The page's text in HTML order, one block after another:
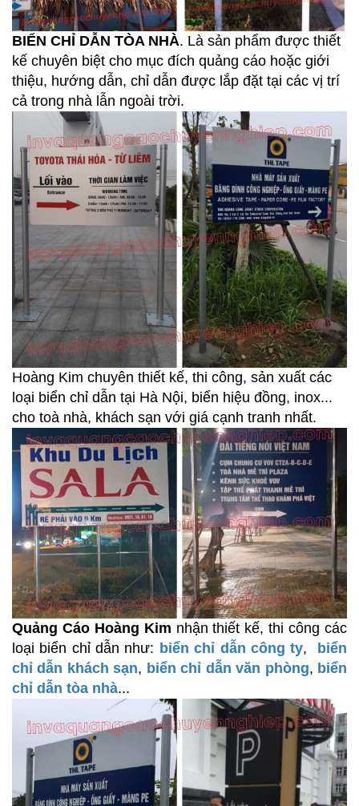
BIỂN CHỈ DẪN TÒA NHÀ. Là sản phẩm được thiết
kế chuyên biệt cho mục đích quảng cáo hoặc giới
thiệu, hướng dẫn, chỉ dẫn được lắp đặt tại các vị trí
cả trong nhà lẫn ngoài trời.
Hoàng Kim chuyên thiết kế, thi công, sản xuất các
loại biển chỉ dẫn tại Hà Nội, biển hiệu đồng, inox...
cho toà nhà, khách sạn với giá cạnh tranh nhất.
Quảng Cáo Hoàng Kim nhận thiết kế, thi công các
loại biển chỉ dẫn như: biển chỉ dẫn công ty, biển
chỉ dẫn khách sạn, biển chỉ dẫn văn phòng, biển
chỉ dẫn tòa nhà...